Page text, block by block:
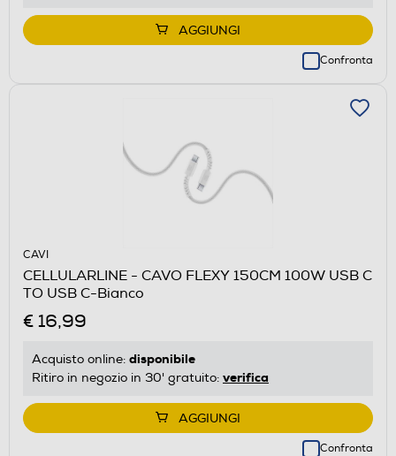
AGGIUNGI
Confronta
CAVI
CELLULARLINE - CAVO FLEXY 150CM 100W USB C
TO USB C-Bianco
€ 16,99
Acquisto online: disponibile
Ritiro in negozio in 30' gratuito: verifica
AGGIUNGI
Confronta